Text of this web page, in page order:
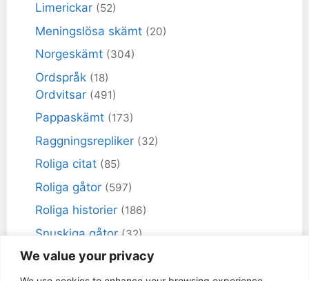
We value your privacy
Limerickar (52)
Meningslösa skämt (20)
Norgeskämt (304)
Ordspråk (18)
Ordvitsar (491)
Pappaskämt (173)
Raggningsrepliker (32)
Roliga citat (85)
Roliga gåtor (597)
Roliga historier (186)
Snuskiga gåtor (32)
Snuskiga skämt(98)